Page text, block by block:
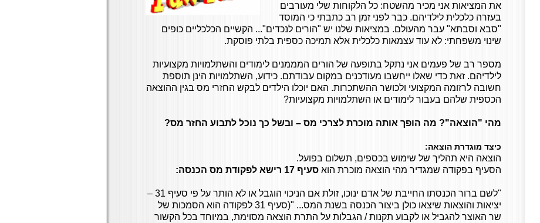
את המציאות אני מכיר מהשטח: כל הלקוחות שלי מעורבים
בעזרה כלכלית לילדיהם. כבר לפני זמן רב כתבתי כי המוסד
"סבא וסבתא" עבר מהעולם. במציאות שלנו יש "הורים לנכדים"... הקשיים הכלכליים כופים
שינוי משפחתי: לא עוד עצמאות כלכלית אלא תמיכה כספית בלתי פוסקת.
מספר רב של פעמים אני נתקל בתופעה של הורים המממנים לימודים והשתלמויות מקצועיות
לילדיהם. זאת כדי שאלו ייחשבו מעודכנים במקום עבודתם. כידוע, השתלמויות הינן תוספת
חשובה לרזומה המקצועי ולכושר ההשתכרות. האם יוכלו הילדים לבקש החזרי מס בגין ההוצאה
הכספית שלהם בעבור לימודים או השתלמויות מקצועיות?
מהי "הוצאה"? מה הופך אותה מוכרת לצרכי מס – ובשל כך נוכל לתבוע החזר מס?
כיצד מוגדרת הוצאה:
הוצאה היא תהליך של שימוש בכספים, תשלום בפועל.
הסעיף בפקודה שמגדיר מהי הוצאה מוכרת הוא סעיף 17 רישא לפקודת מס הכנסה:
"לשם ברור הכנסתו החייבת של אדם ינוכו, זולת אם הניכוי הוגבל או לא הותר על פי סעיף 31 –
יציאות והוצאות שיצאו כולן ביצור הכנסה בשנת המס... "(סעיף 31 לפקודה הוא הסמכות של
שר האוצר להגביל או לקבוע תקנות / הגבלות על התרת הוצאה מסוימת, במיוחד בכל הקשור